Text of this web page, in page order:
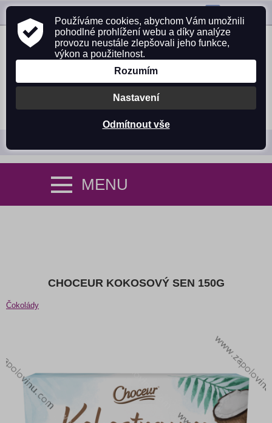
MENU
CHOCEUR KOKOSOVÝ SEN 150G
Čokolády
Používáme cookies, abychom Vám umožnili
pohodlné prohlížení webu a díky analýze
provozu neustále zlepšovali jeho funkce,
výkon a použitelnost.
Rozumím
Nastavení
Odmítnout vše